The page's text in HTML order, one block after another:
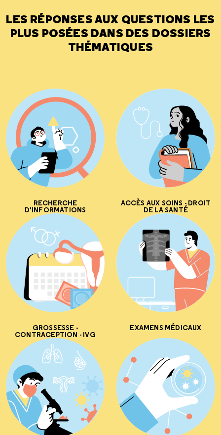
LES RÉPONSES AUX QUESTIONS LES
PLUS POSÉES DANS DES DOSSIERS
THÉMATIQUES
RECHERCHE
D'INFORMATIONS
ACCÈS AUX SOINS - DROIT
DE LA SANTÉ
GROSSESSE -
CONTRACEPTION - IVG
EXAMENS MÉDICAUX